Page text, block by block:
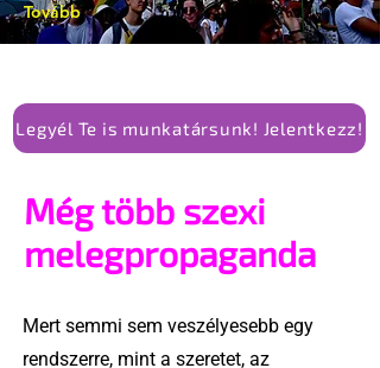
Tovább
Legyél Te is munkatársunk! Jelentkezz!
Még több szexi
melegpropaganda
Mert semmi sem veszélyesebb egy
rendszerre, mint a szeretet, az